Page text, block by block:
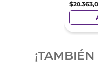
$20.363,